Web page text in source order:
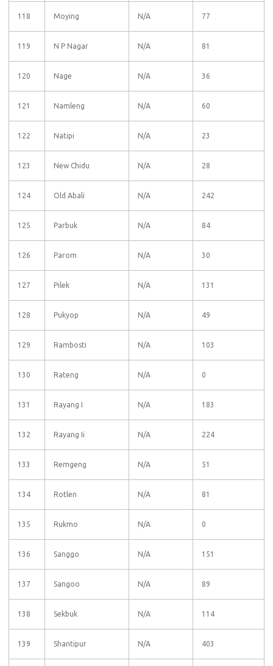
118 Moying N/A 77
119 N P Nagar N/A 81
120 Nage N/A 36
121 Namleng N/A 60
122 Natipi N/A 23
123 New Chidu N/A 28
124 Old Abali N/A 242
125 Parbuk N/A 84
126 Parom N/A 30
127 Pilek N/A 131
128 Pukyop N/A 49
129 Rambosti N/A 103
130 Rateng N/A 0
131 Rayang I N/A 183
132 Rayang Ii N/A 224
133 Remgeng N/A 51
134 Rotlen N/A 81
135 Rukmo N/A 0
136 Sanggo N/A 151
137 Sangoo N/A 89
138 Sekbuk N/A 114
139 Shantipur N/A 403